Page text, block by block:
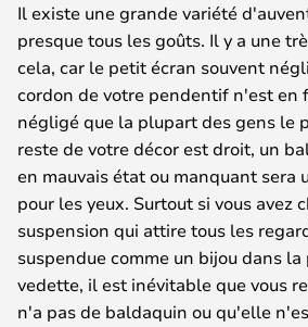
Il existe une grande variété
presque tous les goûts. Il y a une
cela, car le petit écran souvent
cordon de votre pendentif n'est en
négligé que la plupart des gens le
reste de votre décor est droit, un
en mauvais état ou manquant sera
pour les yeux. Surtout si vous avez
suspension qui attire tous les
suspendue comme un bijou dans
vedette, il est inévitable que vous
n'a pas de baldaquin ou qu'elle